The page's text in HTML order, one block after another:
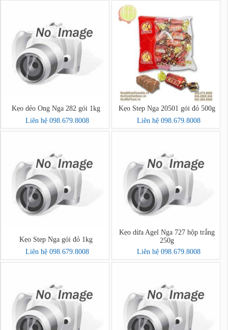
Kẹo dẻo Ong Nga 282 gói 1kg
Liên hệ 098.679.8008
Kẹo Step Nga 20501 gói đỏ 500g
Liên hệ 098.679.8008
Kẹo Step Nga gói đỏ 1kg
Liên hệ 098.679.8008
Kẹo dừa Agel Nga 727 hộp trắng
250g
Liên hệ 098.679.8008